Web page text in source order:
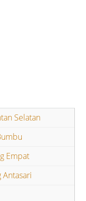
Selatan
Empat
Antasari